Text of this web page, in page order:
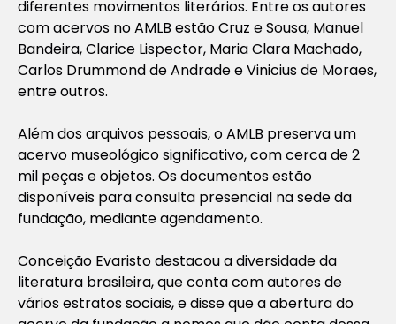
diferentes movimentos literários. Entre os autores
com acervos no AMLB estão Cruz e Sousa, Manuel
Bandeira, Clarice Lispector, Maria Clara Machado,
Carlos Drummond de Andrade e Vinicius de Moraes,
entre outros.
Além dos arquivos pessoais, o AMLB preserva um
acervo museológico significativo, com cerca de 2
mil peças e objetos. Os documentos estão
disponíveis para consulta presencial na sede da
fundação, mediante agendamento.
Conceição Evaristo destacou a diversidade da
literatura brasileira, que conta com autores de
vários estratos sociais, e disse que a abertura do